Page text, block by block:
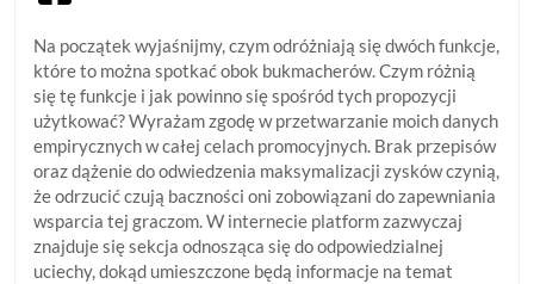
child menu
child menu
Na początek wyjaśnijmy, czym odróżniają się dwóch funkcje,
które to można spotkać obok bukmacherów. Czym różnią
się tę funkcje i jak powinno się spośród tych propozycji
użytkować? Wyrażam zgodę w przetwarzanie moich danych
empirycznych w całej celach promocyjnych. Brak przepisów
oraz dążenie do odwiedzenia maksymalizacji zysków czynią,
że odrzucić czują baczności oni zobowiązani do zapewniania
wsparcia tej graczom. W internecie platform zazwyczaj
znajduje się sekcja odnosząca się do odpowiedzialnej
uciechy, dokąd umieszczone będą informacje na temat